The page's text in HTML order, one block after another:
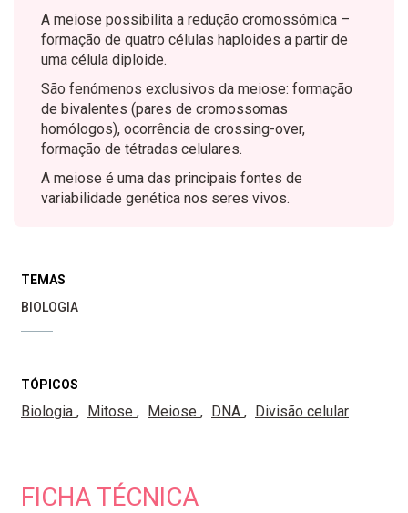
A meiose possibilita a redução cromossómica –
formação de quatro células haploides a partir de
uma célula diploide.
São fenómenos exclusivos da meiose: formação
de bivalentes (pares de cromossomas
homólogos), ocorrência de crossing-over,
formação de tétradas celulares.
A meiose é uma das principais fontes de
variabilidade genética nos seres vivos.
TEMAS
BIOLOGIA
TÓPICOS
Biologia Mitose Meiose DNA Divisão celular
FICHA TÉCNICA